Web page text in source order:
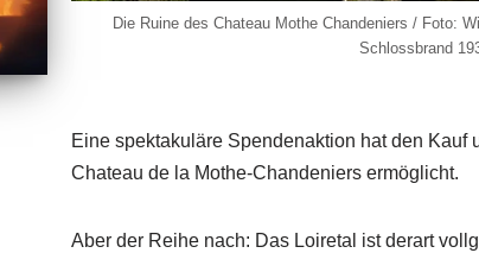
Die Ruine des Chateau Mothe Chandeniers / Foto:
Schlossbrand
Eine spektakuläre Spendenaktion hat den Kauf
Chateau de la Mothe-Chandeniers ermöglicht.
Aber der Reihe nach: Das Loiretal ist derart